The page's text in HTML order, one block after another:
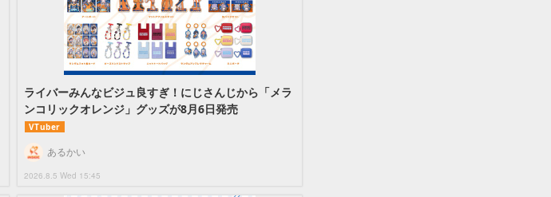
ライバーみんなビジュ良すぎ！にじさんじから「メラ
ンコリックオレンジ」グッズが8月6日発売
VTuber
2026.8.5 Wed 15:45
あるかい